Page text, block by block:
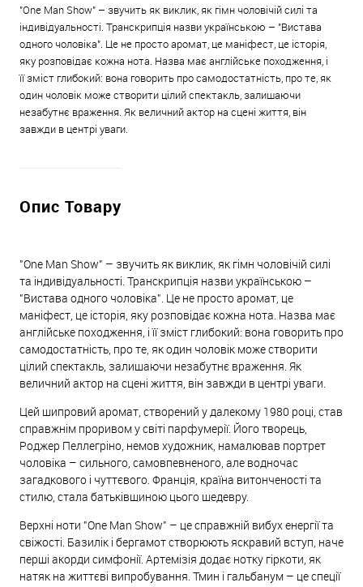
"One Man Show" – звучить як виклик, як гімн чоловічій силі та
індивідуальності. Транскрипція назви українською – "Вистава
одного чоловіка". Це не просто аромат, це маніфест, це історія,
яку розповідає кожна нота. Назва має англійське походження, і
її зміст глибокий: вона говорить про самодостатність, про те, як
один чоловік може створити цілий спектакль, залишаючи
незабутнє враження. Як величний актор на сцені життя, він
завжди в центрі уваги.
Опис Товару
"One Man Show" – звучить як виклик, як гімн чоловічій силі
та індивідуальності. Транскрипція назви українською –
"Вистава одного чоловіка". Це не просто аромат, це
маніфест, це історія, яку розповідає кожна нота. Назва має
англійське походження, і її зміст глибокий: вона говорить про
самодостатність, про те, як один чоловік може створити
цілий спектакль, залишаючи незабутнє враження. Як
величний актор на сцені життя, він завжди в центрі уваги.
Цей шипровий аромат, створений у далекому 1980 році, став
справжнім проривом у світі парфумерії. Його творець,
Роджер Пеллегріно, немов художник, намалював портрет
чоловіка – сильного, самовпевненого, але водночас
загадкового і чуттєвого. Франція, країна витонченості та
стилю, стала батьківщиною цього шедевру.
Верхні ноти "One Man Show" – це справжній вибух енергії та
свіжості. Базилік і бергамот створюють яскравий вступ, наче
перші акорди симфонії. Артемізія додає нотку гіркоти, як
натяк на життєві випробування. Тмин і гальбанум – це спеції